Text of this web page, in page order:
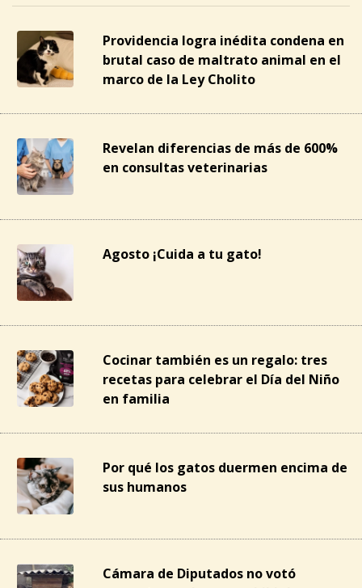
Providencia logra inédita condena en
brutal caso de maltrato animal en el
marco de la Ley Cholito
Revelan diferencias de más de 600%
en consultas veterinarias
Agosto ¡Cuida a tu gato!
Cocinar también es un regalo: tres
recetas para celebrar el Día del Niño
en familia
Por qué los gatos duermen encima de
sus humanos
Cámara de Diputados no votó